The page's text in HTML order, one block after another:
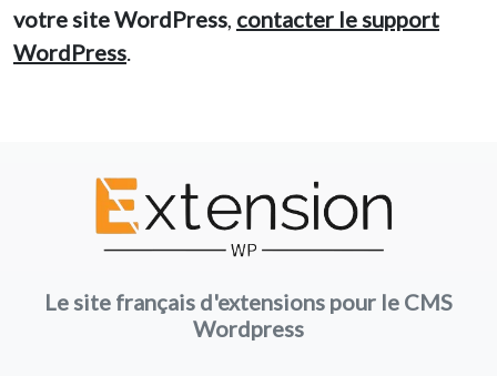
votre site WordPress contacter le support
WordPress
Le site français d'extensions pour le CMS
Wordpress